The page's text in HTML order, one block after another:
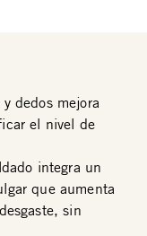
dedos mejora
el nivel de
integra un
que aumenta
sin